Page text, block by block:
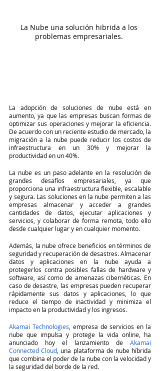
La Nube una solución hibrida a los
problemas empresariales.
La adopción de soluciones de nube está en
aumento, ya que las empresas buscan formas de
optimizar sus operaciones y mejorar la eficiencia.
De acuerdo con un reciente estudio de mercado, la
migración a la nube puede reducir los costos de
infraestructura en un 30% y mejorar la
productividad en un 40%.
La nube es un paso adelante en la resolución de
grandes desafíos empresariales, ya que
proporciona una infraestructura flexible, escalable
y segura. Las soluciones en la nube permiten a las
empresas almacenar y acceder a grandes
cantidades de datos, ejecutar aplicaciones y
servicios, y colaborar de forma remota, todo ello
desde cualquier lugar y en cualquier momento.
Además, la nube ofrece beneficios en términos de
seguridad y recuperación de desastres. Almacenar
datos y aplicaciones en la nube ayuda a
protegerlos contra posibles fallas de hardware y
software, así como de amenazas cibernéticas. En
caso de desastre, las empresas pueden recuperar
rápidamente sus datos y aplicaciones, lo que
reduce el tiempo de inactividad y minimiza el
impacto en la productividad y los ingresos.
Akamai Technologies , empresa de servicios en la
nube que impulsa y protege la vida online, ha
anunciado hoy el lanzamiento de Akamai
Connected Cloud , una plataforma de nube híbrida
que combina el poder de la nube con la velocidad y
la seguridad del borde de la red.